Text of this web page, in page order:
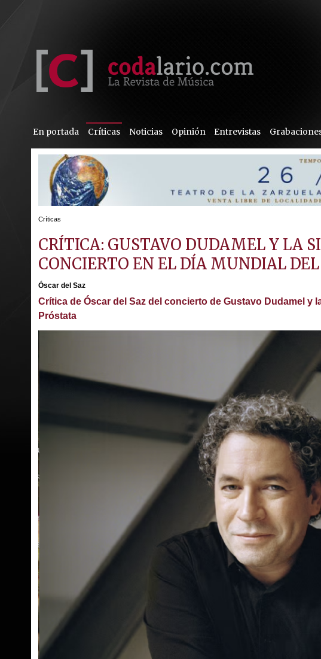
En portada Críticas Noticias Opinión Entrevistas
Críticas
CRÍTICA: GUSTAVO DUDAMEL Y LA
CONCIERTO EN EL DÍA MUNDIAL
Óscar del Saz
Crítica de Óscar del Saz del concierto de Gustavo Dudamel y
Próstata